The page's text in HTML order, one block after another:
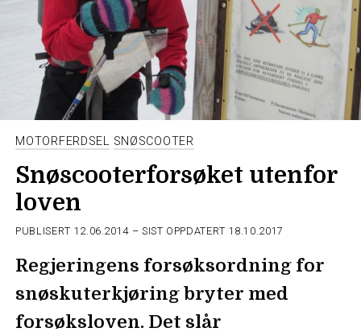
MOTORFERDSEL SNØSCOOTER
Snøscooterforsøket utenfor
loven
PUBLISERT 12.06.2014 – SIST OPPDATERT 18.10.2017
Regjeringens forsøksordning for
snøskuterkjøring bryter med
forsøksloven. Det slår